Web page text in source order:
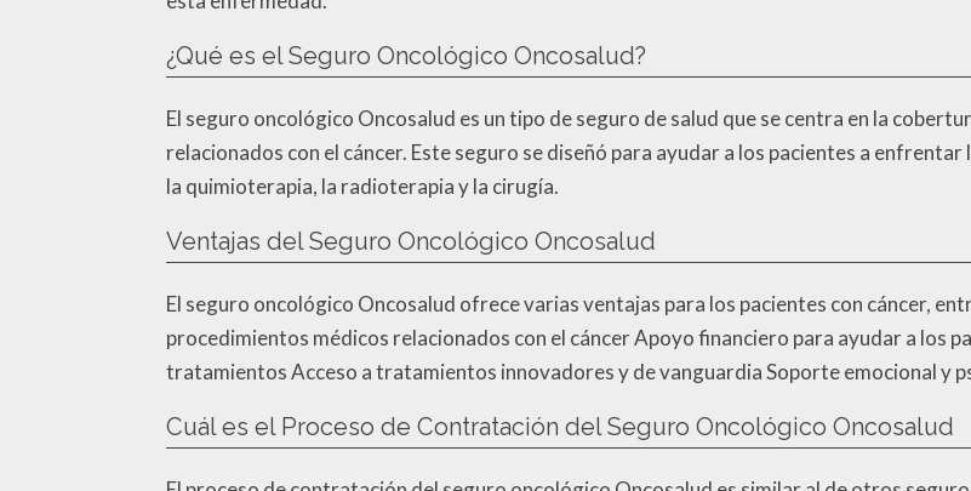
¿Qué es el Seguro Oncológico Oncosalud?
El seguro oncológico Oncosalud es un tipo de seguro de salud que se centra en la
relacionados con el cáncer. Este seguro se diseñó para ayudar a los pacientes a
la quimioterapia, la radioterapia y la cirugía.
Ventajas del Seguro Oncológico Oncosalud
El seguro oncológico Oncosalud ofrece varias ventajas para los pacientes con cáncer,
procedimientos médicos relacionados con el cáncer Apoyo financiero para ayudar a los
tratamientos Acceso a tratamientos innovadores y de vanguardia Soporte emocional y
Cuál es el Proceso de Contratación del Seguro Oncológico Oncosalud